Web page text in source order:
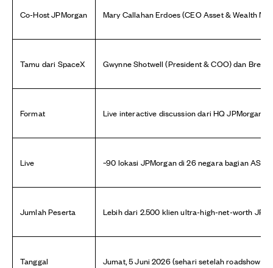
Co-Host JPMorgan Mary Callahan Erdoes (CEO Asset & Wealth
Tamu dari SpaceX Gwynne Shotwell (President & COO) dan Bret
Format Live interactive discussion dari HQ JPMorgan,
Live ~90 lokasi JPMorgan di 26 negara bagian AS
Jumlah Peserta Lebih dari 2.500 klien ultra-high-net-worth
Tanggal Jumat, 5 Juni 2026 (sehari setelah roadshow